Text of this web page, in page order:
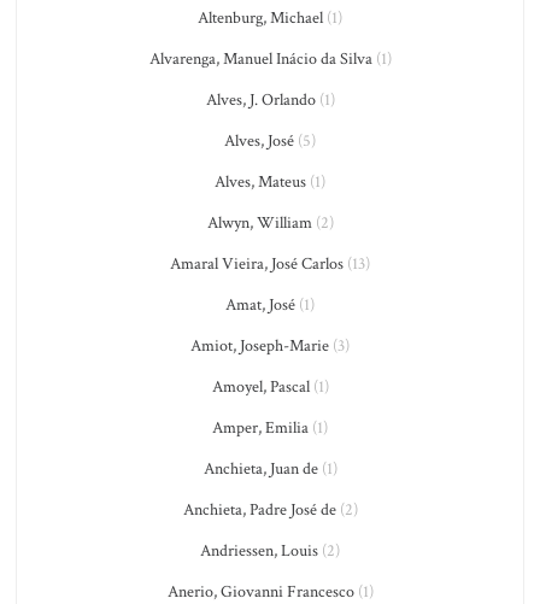
Altenburg, Michael (1)
Alvarenga, Manuel Inácio da Silva(1)
Alves, J. Orlando(1)
Alves, José (5)
Alves, Mateus (1)
Alwyn, William(2)
Amaral Vieira, José Carlos (13)
Amat, José (1)
Amiot, Joseph-Marie (3)
Amoyel, Pascal(1)
Amper, Emilia (1)
Anchieta, Juan de(1)
Anchieta, Padre José de(2)
Andriessen, Louis (2)
Anerio, Giovanni Francesco(1)